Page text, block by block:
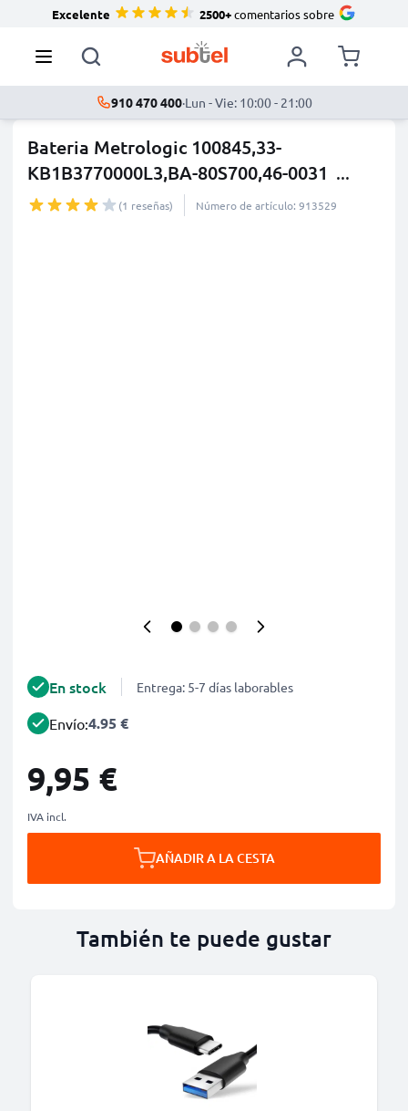
Excelente 2500+comentarios sobre
910 470 400·Lun - Vie: 10:00 - 21:00
Bateria Metrologic 100845,33-
KB1B3770000L3,BA-80S700,46-0031 ...
más
(1 reseñas) Número de artículo: 913529
En stock Entrega: 5-7 días laborables
Envío:4.95 €
9,95 €
IVA incl.
AÑADIR A LA CESTA
También te puede gustar